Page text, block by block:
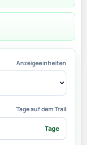
Anzeigeeinheiten
Tage auf dem Trail
Tage